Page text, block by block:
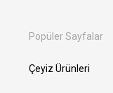
Popüler Sayfalar
Çeyiz Ürünleri